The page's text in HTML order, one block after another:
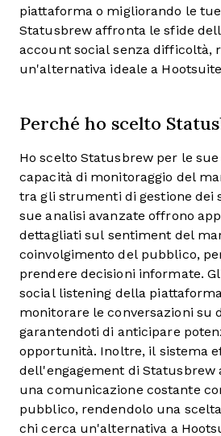
piattaforma o migliorando le
Statusbrew affronta le sfide
account social senza difficoltà,
un'alternativa ideale a
Perché ho scelto
Ho scelto Statusbrew per le
capacità di monitoraggio del
tra gli strumenti di gestione dei
sue analisi avanzate offrono
dettagliati sul sentiment del
coinvolgimento del pubblico,
prendere decisioni informate.
social listening della
monitorare le conversazioni su
garantendoti di anticipare
opportunità. Inoltre, il sistema
dell'engagement di Statusbrew
una comunicazione costante
pubblico, rendendolo una
chi cerca un'alternativa a